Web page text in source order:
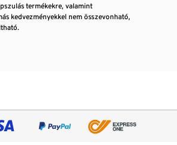
termékekre, valamint
kedvezményekkel nem összevonható,